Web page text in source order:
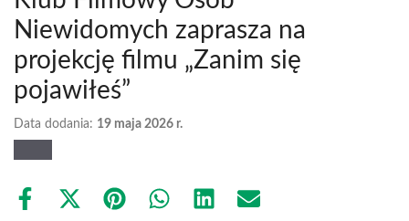
Niewidomych zaprasza na
projekcję filmu „Zanim się
pojawiłeś”
Data dodania: 19 maja 2026 r.
Share
Share Share Share Share Share